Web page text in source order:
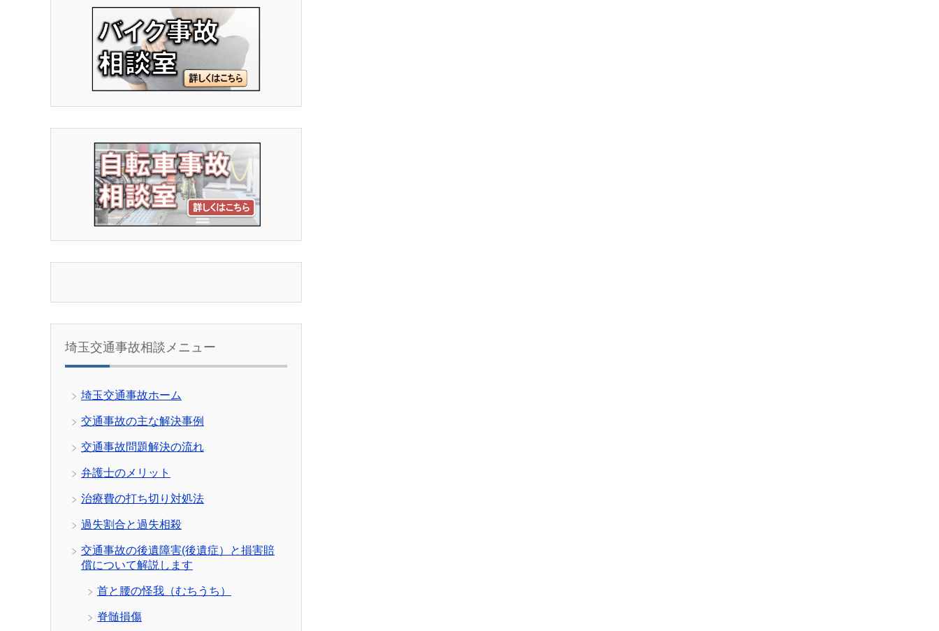
埼玉交通事故相談メニュー
埼玉交通事故ホーム
交通事故の主な解決事例
交通事故問題解決の流れ
弁護士のメリット
治療費の打ち切り対処法
過失割合と過失相殺
交通事故の後遺障害(後遺症）と損害賠
償について解説します
首と腰の怪我（むちうち）
脊髄損傷